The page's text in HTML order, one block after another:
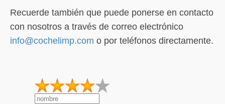
Recuerde también que puede ponerse en contacto
con nosotros a través de correo electrónico
info@cochelimp.com o por teléfonos directamente.
2
1